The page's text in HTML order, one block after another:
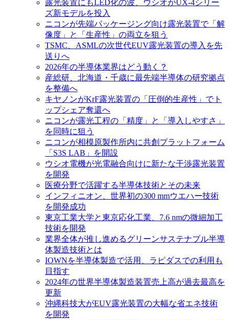
露光装置にもLED化の波、ウシオがUX-4シリー
ズ新モデルを投入
ニコンが先端パッケージング向け露光装置で「解
像度」と「生産性」の両立を狙う
TSMC、ASMLの次世代EUV露光装置の導入を先
送りへ
2026年の半導体業界はどう動く？
産総研、北海道・千歳に最先端半導体の研究拠点
を整備へ
キヤノンがKrF露光装置の「圧倒的生産性」でト
ップシェア奪還へ
ニコンが露光工程の「精度」と「導入しやすさ」
を同時に狙う
ニコンが相模原製作所内に共創プラットフォーム
「S3S LAB」を開設
ウシオ電機が光電融合向けに新たな干渉露光装置
を開発
医療分野で活躍する半導体技術とその未来
インフィニオン、世界初の300 mmウエハー技術
を開発成功
東京工業大学と東京応化工業、7.6 nmの微細加工
技術を開発
業界全体が推し進めるグリーンサステナブル半導
体製造技術とは
IOWNを半導体製造で活用、ラピダスでの利用も
目指す
2024年の世界半導体製造装置売上高が過去最高を
更新
沖縄科技大がEUV露光装置の大幅な省エネ技術
を開発